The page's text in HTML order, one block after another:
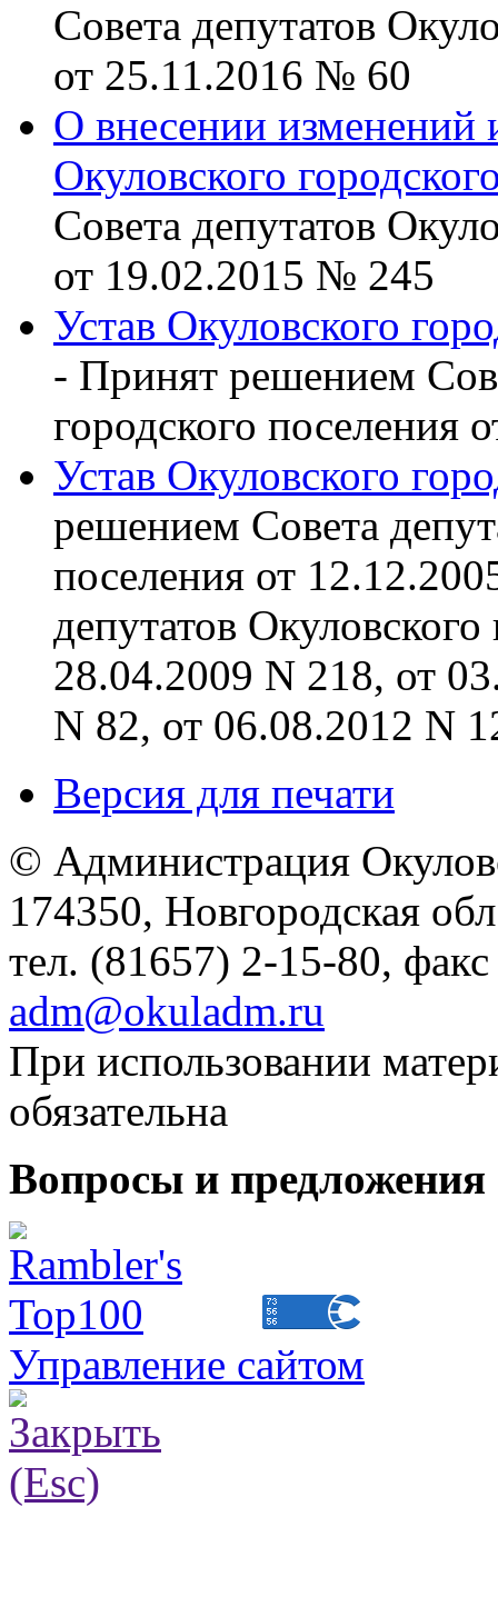
Совета депутатов
от 25.11.2016 № 60
О внесении изменений
Окуловского
Совета депутатов
от 19.02.2015 № 245
Устав Окуловского
- Принят решением
городского поселения
Устав Окуловского
решением Совета
поселения от
депутатов
28.04.2009 N 218, от
N 82, от 06.08.2012 N
Версия для печати
© Администрация
174350, Новгородская
тел. (81657) 2-15-80,
adm@okuladm.ru
При использовании
обязательна
Вопросы и
Управление сайтом